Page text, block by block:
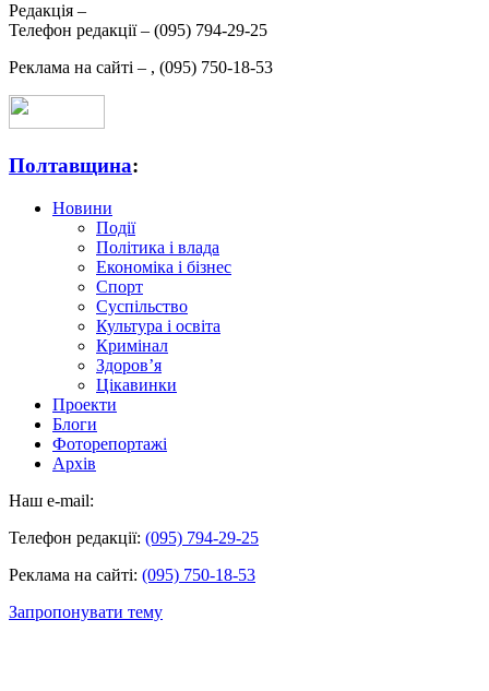
Редакція –
Телефон редакції – (095) 794-29-25
Реклама на сайті – , (095) 750-18-53
Полтавщина:
Новини
Події
Політика і влада
Економіка і бізнес
Спорт
Суспільство
Культура і освіта
Кримінал
Здоров’я
Цікавинки
Проекти
Блоги
Фоторепортажі
Архів
Наш e-mail:
Телефон редакції: (095) 794-29-25
Реклама на сайті: (095) 750-18-53
Запропонувати тему